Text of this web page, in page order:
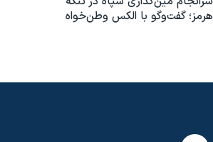
هرمز؛ گفت‌وگو با الکس وطن‌خواه